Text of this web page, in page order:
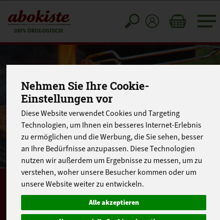
Nehmen Sie Ihre Cookie-
Einstellungen vor
Diese Website verwendet Cookies und Targeting
Technologien, um Ihnen ein besseres Internet-Erlebnis
zu ermöglichen und die Werbung, die Sie sehen, besser
an Ihre Bedürfnisse anzupassen. Diese Technologien
nutzen wir außerdem um Ergebnisse zu messen, um zu
verstehen, woher unsere Besucher kommen oder um
unsere Website weiter zu entwickeln.
Alle akzeptieren
Landgut Schwein
Toggle
cart